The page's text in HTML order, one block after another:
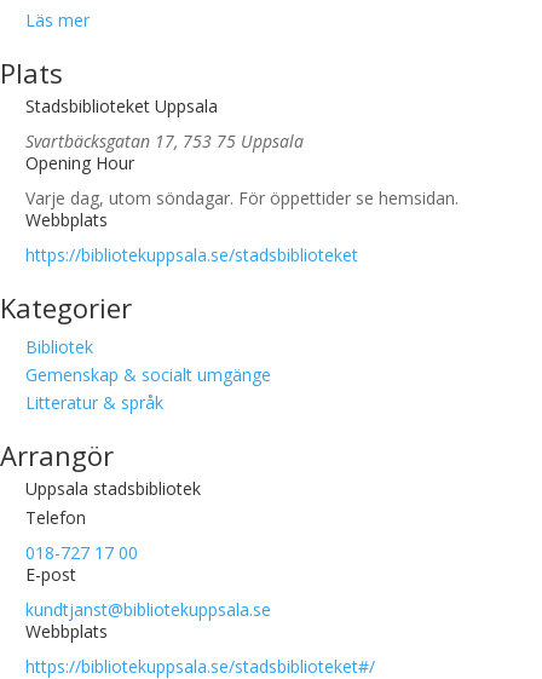
Läs mer
Plats
Stadsbiblioteket Uppsala
Svartbäcksgatan 17, 753 75 Uppsala
Opening Hour
Varje dag, utom söndagar. För öppettider se hemsidan.
Webbplats
https://bibliotekuppsala.se/stadsbiblioteket
Kategorier
Bibliotek
Gemenskap & socialt umgänge
Litteratur & språk
Arrangör
Uppsala stadsbibliotek
Telefon
018-727 17 00
E-post
kundtjanst@bibliotekuppsala.se
Webbplats
https://bibliotekuppsala.se/stadsbiblioteket#/